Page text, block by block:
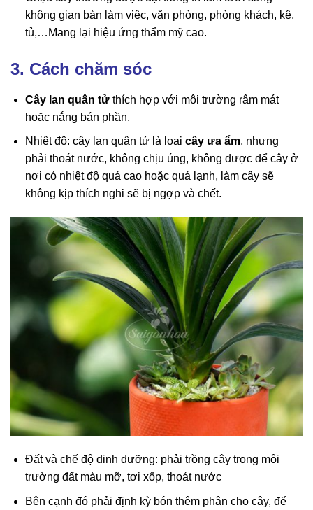
không gian bàn làm việc, văn phòng, phòng khách, kệ,
tủ,…Mang lại hiệu ứng thẩm mỹ cao.
3. Cách chăm sóc
Cây lan quân tửthích hợp với môi trường râm mát
hoặc nắng bán phần.
Nhiệt độ: cây lan quân tử là loại cây ưa ẩm, nhưng
phải thoát nước, không chịu úng, không được để cây ở
nơi có nhiệt độ quá cao hoặc quá lạnh, làm cây sẽ
không kịp thích nghi sẽ bị ngợp và chết.
Đất và chế độ dinh dưỡng: phải trồng cây trong môi
trường đất màu mỡ, tơi xốp, thoát nước
Bên cạnh đó phải định kỳ bón thêm phân cho cây, để